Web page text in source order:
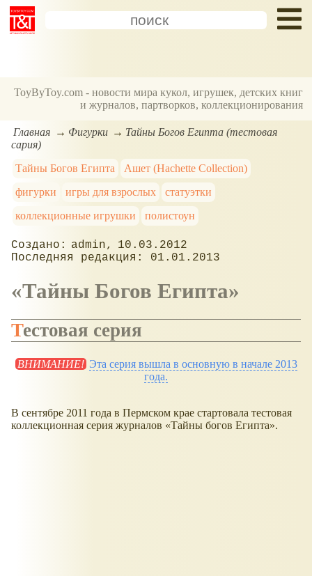
ToyByToy.com - новости мира кукол, игрушек, детских книг
и журналов, партворков, коллекционирования
Главная Фигурки
Тайны Богов Египта (тестовая
сария)
Тайны Богов Египта
Ашет (Hachette Collection)
фигурки
игры для взрослых
статуэтки
коллекционные игрушки
полистоун
admin
10.03.2012
01.01.2013
Тайны Богов Египта
Тестовая серия
ВНИМАНИЕ! Эта серия вышла в основную в начале 2013
года.
В сентябре 2011 года в Пермском крае стартовала тестовая
коллекционная серия журналов
Тайны богов Египта .